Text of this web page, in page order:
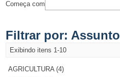
Começa com
Filtrar por: Assunto
Exibindo itens 1-10
AGRICULTURA (4)